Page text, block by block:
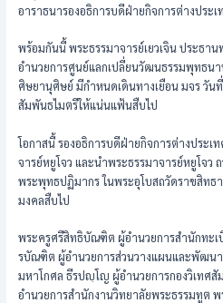
อาราธนารองอธิการบดีฝ่ายกิจการต่างประเ
พร้อมกันนี้ พระธรรมาจารย์เยวเจิน ประธา
อำนวยการศูนย์แลกเปลี่ยนวัฒนธรรมพุทธน
ศิษยานุศิษย์ มีกำหนดเดินทางเยือน มจร วั
สัมพันธไมตรีให้แน่นแฟ้นสืบไป
โอกาสนี้ รองอธิการบดีฝ่ายกิจการต่างประเ
จารย์หยูโจว และนำพระธรรมาจารย์หยูโจ
พระพุทธปฏิมากร ในพระอุโบสถวัดราขสิทธ
มงคลสืบไป
พระครูศรีสิทธิบัณฑิต ผู้อำนวยการสำนักทะเ
รบัณฑิต ผู้อำนวยการส่วนวางแผนและพัฒน
มหาโกศล ธีรปญฺโญ ผู้อำนวยการกองวิเทศสั
อำนวยการสำนักงานวิทยาลัยพระธรรมทูต